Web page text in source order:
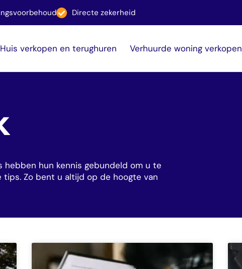
Directe zekerheid
Huis verkopen en terughuren Verhuurde woning verkopen
hebben hun kennis gebundeld om u te
tips. Zo bent u altijd op de hoogte van